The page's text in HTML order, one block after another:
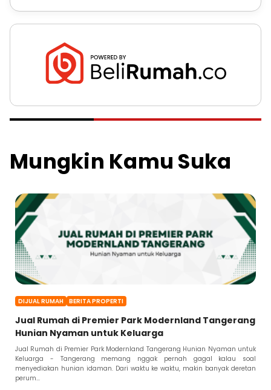
Mungkin Kamu Suka
DIJUAL RUMAH BERITA PROPERTI
Jual Rumah di Premier Park Modernland Tangerang
Hunian Nyaman untuk Keluarga
Jual Rumah di Premier Park Modernland Tangerang Hunian Nyaman untuk
Keluarga - Tangerang memang nggak pernah gagal kalau soal
menyediakan hunian idaman. Dari waktu ke waktu, makin banyak deretan
perum...